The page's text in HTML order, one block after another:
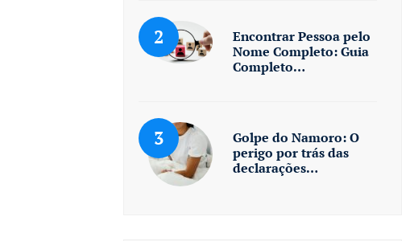
Encontrar Pessoa pelo
Nome Completo: Guia
Completo…
Golpe do Namoro: O
perigo por trás das
declarações…